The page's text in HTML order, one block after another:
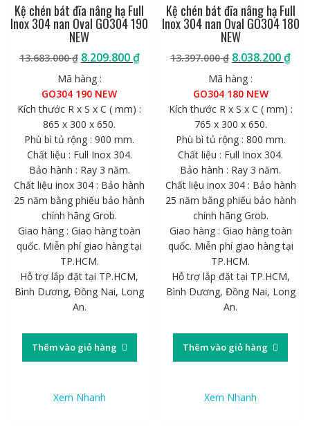
Kệ chén bát đĩa nâng hạ Full
Inox 304 nan Oval GO304 190
NEW
13.683.000₫ Giá
gốc
là:
13.683.000 ₫.
8.209.800₫Giá
8.209.800 ₫.
Mã hàng :
GO304 190 NEW
Kích thước R x S x C ( mm) :
865 x 300 x 650.
Phù bì tủ rộng : 900 mm.
Chất liệu : Full Inox 304.
Bảo hành : Ray 3 năm.
Chất liệu inox 304 : Bảo hành
25 năm bằng phiếu bảo hành
chính hãng Grob.
Giao hàng : Giao hàng toàn
quốc. Miễn phí giao hàng tại
TP.HCM.
Hỗ trợ lắp đặt tại TP.HCM,
Bình Dương, Đồng Nai, Long
An.
Thêm vào giỏ hàng
Xem Nhanh
Kệ chén bát đĩa nâng hạ Full
Inox 304 nan Oval GO304 180
NEW
13.397.000₫ Giá
gốc
là:
13.397.000 ₫.
8.038.200₫Giá
Mã hàng :
GO304 180 NEW
Kích thước R x S x C ( mm) :
765 x 300 x 650.
Phù bì tủ rộng : 800 mm.
Chất liệu : Full Inox 304.
Bảo hành : Ray 3 năm.
Chất liệu inox 304 : Bảo hành
25 năm bằng phiếu bảo hành
chính hãng Grob.
Giao hàng : Giao hàng toàn
quốc. Miễn phí giao hàng tại
TP.HCM.
Hỗ trợ lắp đặt tại TP.HCM,
Bình Dương, Đồng Nai, Long
An.
Thêm vào giỏ hàng
Xem Nhanh